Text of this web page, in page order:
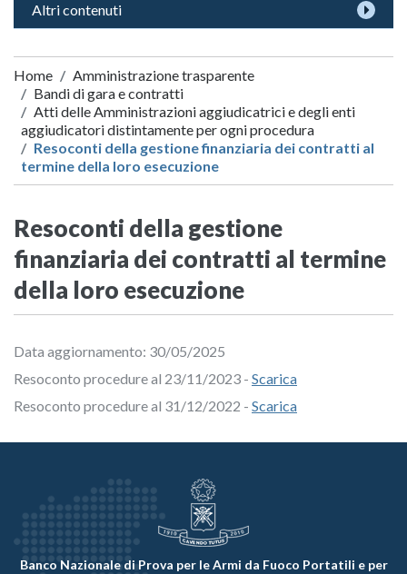
Altri contenuti
Home
Amministrazione trasparente
Bandi di gara e contratti
Atti delle Amministrazioni aggiudicatrici e degli enti
aggiudicatori distintamente per ogni procedura
Resoconti della gestione finanziaria dei contratti al
termine della loro esecuzione
Resoconti della gestione
finanziaria dei contratti al termine
della loro esecuzione
Data aggiornamento: 30/05/2025
Resoconto procedure al 23/11/2023 - Scarica
Resoconto procedure al 31/12/2022 - Scarica
Banco Nazionale di Prova per le Armi da Fuoco Portatili e per